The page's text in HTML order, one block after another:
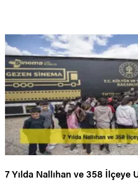
7 Yılda Nallıhan ve 358 İlçeye